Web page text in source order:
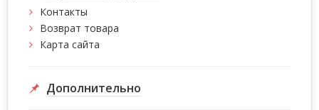
Контакты
Возврат товара
Карта сайта
Дополнительно